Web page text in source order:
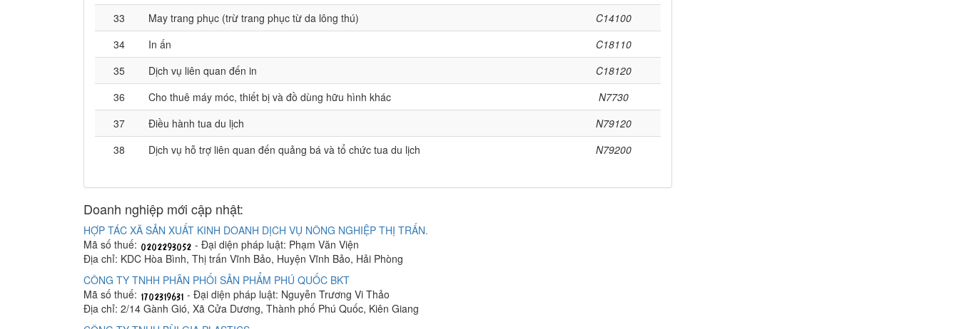
33 May trang phục (trừ trang phục từ da lông thú)
C14100
34
In ấn
C18110
35
Dịch vụ liên quan đến in
C18120
36
Cho thuê máy móc, thiết bị và đồ dùng hữu hình khác
N7730
37
Điều hành tua du lịch
N79120
38
Dịch vụ hỗ trợ liên quan đến quảng bá và tổ chức tua du lịch N79200
Doanh nghiệp mới cập nhật:
HỢP TÁC XÃ SẢN XUẤT KINH DOANH DỊCH VỤ NÔNG NGHIỆP THỊ TRẤN.
Mã số thuế:
- Đại diện pháp luật: Phạm Văn Viện
Địa chỉ: KDC Hòa Bình, Thị trấn Vĩnh Bảo, Huyện Vĩnh Bảo, Hải Phòng
CÔNG TY TNHH PHÂN PHỐI SẢN PHẨM PHÚ QUỐC BKT
Mã số thuế:
- Đại diện pháp luật: Nguyễn Trương Vi Thảo
Địa chỉ: 2/14 Gành Gió, Xã Cửa Dương, Thành phố Phú Quốc, Kiên Giang